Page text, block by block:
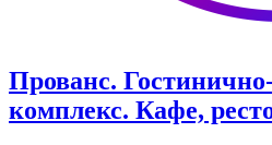
Прованс.
комплекс. Кафе,